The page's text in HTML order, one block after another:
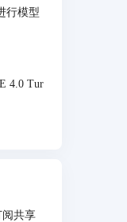
行模型
4.0 Tur
阅共享